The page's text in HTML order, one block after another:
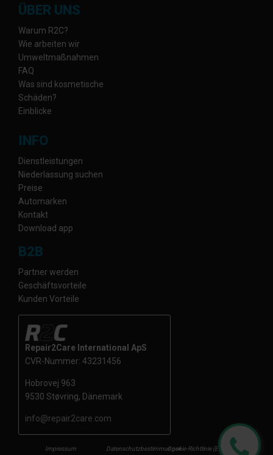
ÜBER UNS
Warum R2C?
Wie arbeiten wir
Umweltmaßnahmen
FAQ
Was sind kosmetische
Schäden?
Einblicke
INFO
Dienstleistungen
Niederlassung suchen
Preise
Automarken
Kontakt
Download app
B2B
Partner werden
Geschäftsvorteile
Kunden Vorteile
Repair2Care International ApS
CVR-Nummer: 43231456
Hobrovej 963
9530 Støvring, Dänemark
info@repair2care.com
Impressum DatenschutzbestimmungenCookie-Richtlinie (EU)